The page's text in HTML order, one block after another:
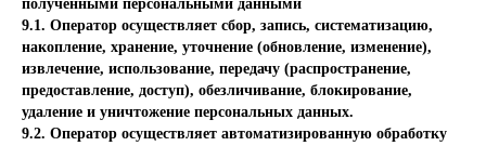
полученными персональными данными
9.1. Оператор осуществляет сбор, запись, систематизацию,
накопление, хранение, уточнение (обновление, изменение),
извлечение, использование, передачу (распространение,
предоставление, доступ), обезличивание, блокирование,
удаление и уничтожение персональных данных.
9.2. Оператор осуществляет автоматизированную обработку